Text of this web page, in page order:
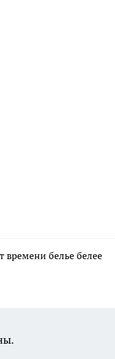
времени белье белее